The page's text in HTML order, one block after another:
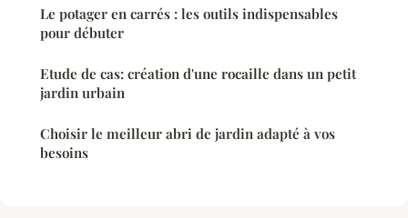
Le potager en carrés : les outils indispensables
pour débuter
Etude de cas: création d'une rocaille dans un petit
jardin urbain
Choisir le meilleur abri de jardin adapté à vos
besoins